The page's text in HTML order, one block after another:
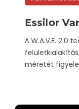
Essilor
A W.A.V.E. 2.0
méretét